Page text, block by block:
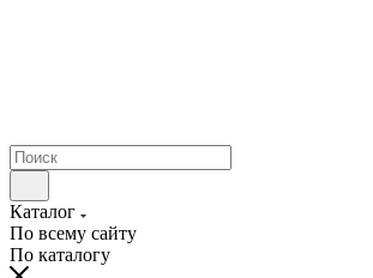
Каталог
По всему сайту
По каталогу